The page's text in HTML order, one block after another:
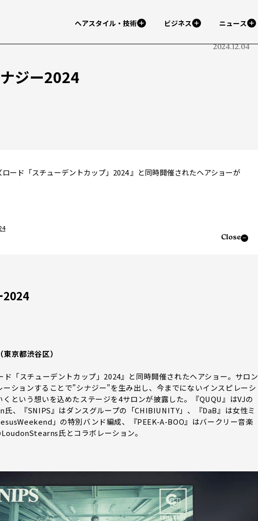
ヘアスタイル・技術 ビジネス ニュース
2024.12.04
ジー2024
ロード「スチューデントカップ」2024 』と同時開催されたヘアショーが
Close
2024
京都渋谷区）
ド「スチューデントカップ」2024』と同時開催されたヘアショー。サロン
ションすることで”シナジー”を生み出し、今までにないインスピレーシ
という想いを込めたステージを4サロンが披露した。『QUQU』はVJの
、『SNIPS』はダンスグループの「CHIBIUNITY」、『DaB』は女性ミ
」の特別バンド編成、『PEEK-A-BOO』はバークリー音楽
氏とコラボレーション。